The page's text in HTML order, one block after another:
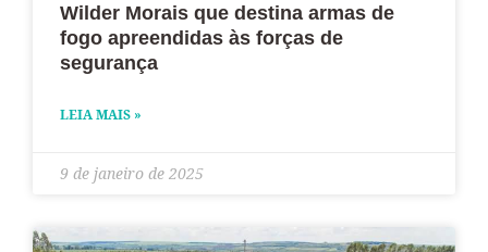
Wilder Morais que destina armas de
fogo apreendidas às forças de
segurança
LEIA MAIS »
9 de janeiro de 2025